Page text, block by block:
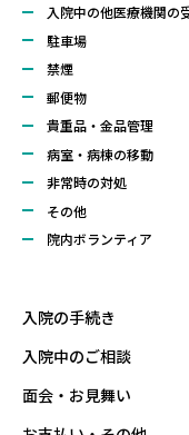
入院中の他医療機関の
駐車場
禁煙
郵便物
貴重品・金品管理
病室・病棟の移動
非常時の対処
その他
院内ボランティア
入院の手続き
⼊院中のご相談
面会・お見舞い